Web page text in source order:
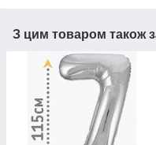
З цим товаром також